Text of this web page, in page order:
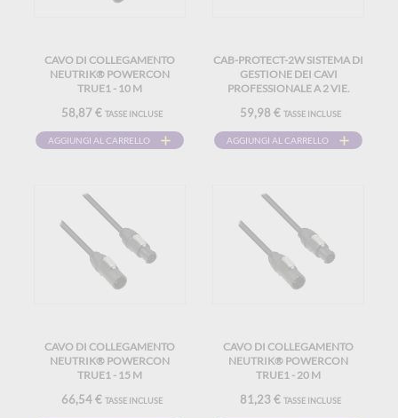
CAVO DI COLLEGAMENTO
NEUTRIK® POWERCON
TRUE1 - 10 M
58,87 € TASSE INCLUSE
AGGIUNGI AL CARRELLO
CAB-PROTECT-2W SISTEMA DI
GESTIONE DEI CAVI
PROFESSIONALE A 2 VIE.
59,98 € TASSE INCLUSE
AGGIUNGI AL CARRELLO
CAVO DI COLLEGAMENTO
NEUTRIK® POWERCON
TRUE1 - 15 M
66,54 € TASSE INCLUSE
CAVO DI COLLEGAMENTO
NEUTRIK® POWERCON
TRUE1 - 20 M
81,23 € TASSE INCLUSE